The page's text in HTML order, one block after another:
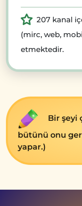
207 kanal
(mirc, web,
etmektedir.
Bir şeyi
bütünü onu
yapar.)